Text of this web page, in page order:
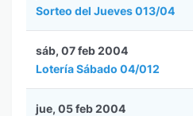
Sorteo del Jueves 013/04
Lotería Sábado 04/012
sáb, 07 feb 2004
jue, 05 feb 2004